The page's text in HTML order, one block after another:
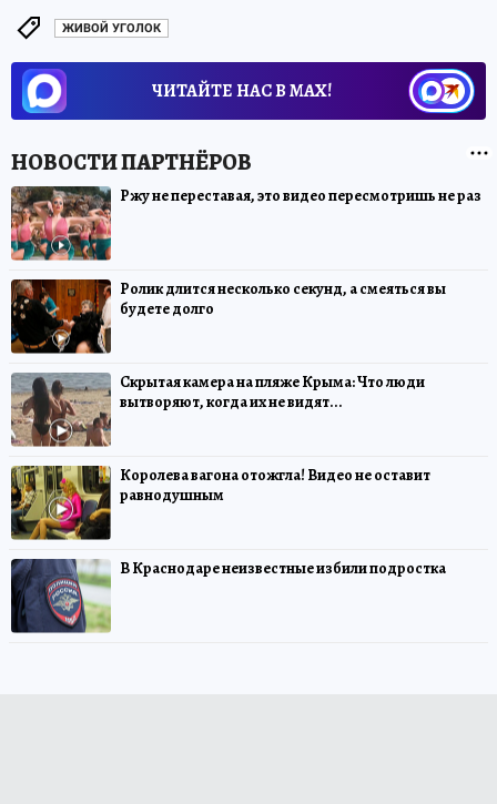
ЖИВОЙ УГОЛОК
ЧИТАЙТЕ НАС В МАХ!
Ржу не переставая, это видео пересмотришь не раз
Ролик длится несколько секунд, а смеяться вы
будете долго
Скрытая камера на пляже Крыма: Что люди
вытворяют, когда их не видят...
Королева вагона отожгла! Видео не оставит
равнодушным
В Краснодаре неизвестные избили подростка